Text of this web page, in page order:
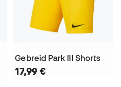
Gebreid Park III Shorts
17,99 €